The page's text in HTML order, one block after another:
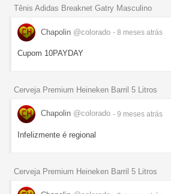
Tênis Adidas Breaknet Gatry Masculino
Chapolin @colorado - 8 meses atrás
Cupom 10PAYDAY
Cerveja Premium Heineken Barril 5 Litros
Chapolin @colorado - 9 meses atrás
Infelizmente é regional
Cerveja Premium Heineken Barril 5 Litros